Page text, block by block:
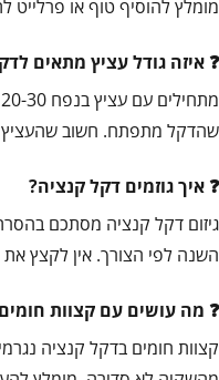
מומלץ להוסיף טוף או פרלייט
איזה גודל עציץ מתאים
שהדקל מתפתח. חשוב שהעציץ
איך גוזמים דקל קנציה?
גיזום דקל קנציה מסתכם
השנה לפי הצורך. אין לקצץ
מה עושים עם קצוות
קצוות חומים בדקל קנציה